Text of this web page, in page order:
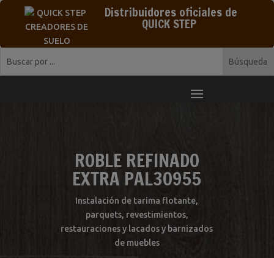
Distribuidores oficiales de
QUICK STEP
ROBLE REFINADO
EXTRA PAL30955
Instalación de tarima flotante,
parquets, revestimientos,
restauraciones y lacados y barnizados
de muebles